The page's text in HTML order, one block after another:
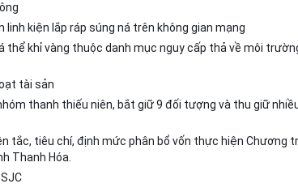
kiện lắp ráp súng ná trên không gian mạng
thể khỉ vàng thuộc danh mục nguy cấp thả về môi
tài sản
thanh thiếu niên, bắt giữ 9 đối tượng và thu giữ
tắc, tiêu chí, định mức phân bổ vốn thực hiện Chương
Thanh Hóa.